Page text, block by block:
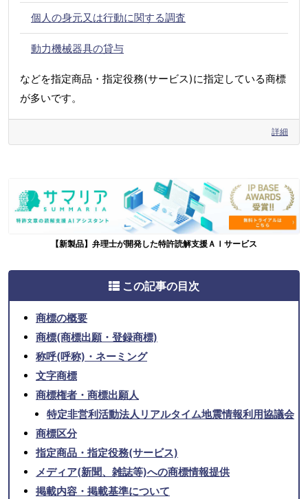
個人の身元又は行動に関する調査
動力機械器具の貸与
などを指定商品・指定役務(サービス)に指定している商標
が多いです。
詳細
【新製品】弁理士が開発した特許読解支援ＡＩサービス
この記事の目次
商標の概要
商標(商標出願・登録商標)
称呼(呼称)・ネーミング
文字商標
商標権者・商標出願人
特定非営利活動法人リアルタイム地震情報利用協議会
商標区分
指定商品・指定役務(サービス)
メディア(新聞、雑誌等)への商標情報提供
掲載内容・掲載基準について